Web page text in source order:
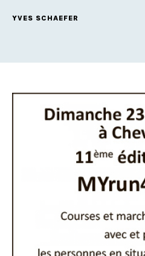
YVES SCHAEFER